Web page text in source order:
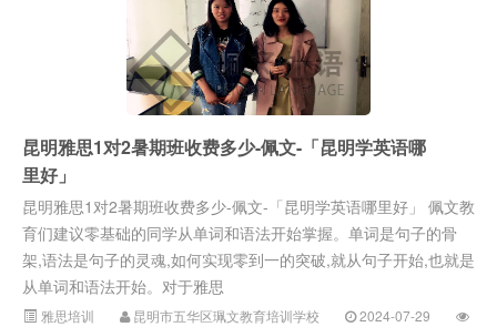
昆明雅思1对2暑期班收费多少-佩文-「昆明学英语哪
里好」
昆明雅思1对2暑期班收费多少-佩文-「昆明学英语哪里好」 佩文教
育们建议零基础的同学从单词和语法开始掌握。单词是句子的骨
架,语法是句子的灵魂,如何实现零到一的突破,就从句子开始,也就是
从单词和语法开始。对于雅思
雅思培训 昆明市五华区珮文教育培训学校
2024-07-29